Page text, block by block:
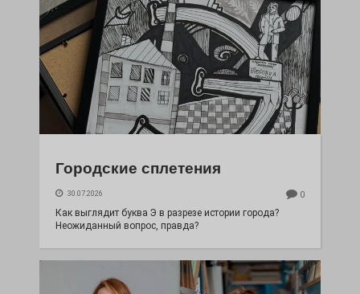
Городские сплетения
30.07.2026 0
Как выглядит буква Э в разрезе истории города?
Неожиданный вопрос, правда?